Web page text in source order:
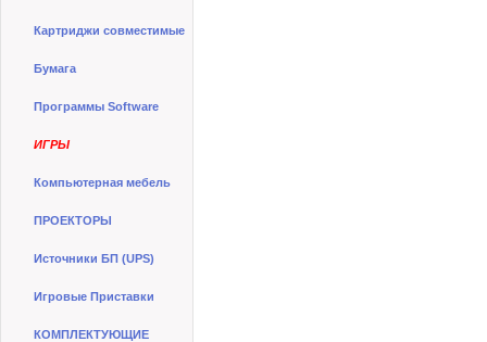
Картриджи совместимые
Бумага
Программы Software
ИГРЫ
Компьютерная мебель
ПРОЕКТОРЫ
Источники БП (UPS)
Игровые Приставки
КОМПЛЕКТУЮЩИЕ